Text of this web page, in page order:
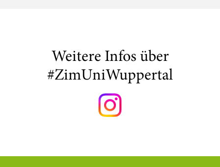
Weitere Infos über
#ZimUniWuppertal